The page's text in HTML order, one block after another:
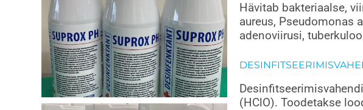
Hävitab bakteriaalse,
aureus, Pseudomonas
adenoviirusi,
(HClO). Toodetakse